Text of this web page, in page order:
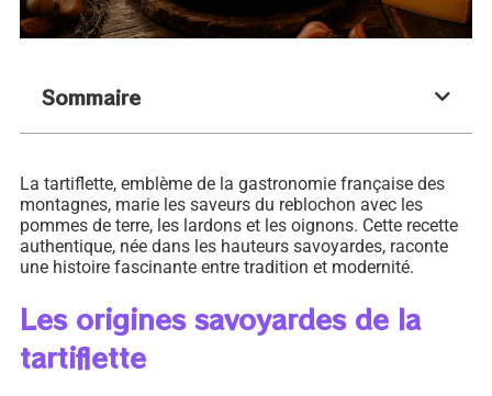
Sommaire
La tartiflette, emblème de la gastronomie française des
montagnes, marie les saveurs du reblochon avec les
pommes de terre, les lardons et les oignons. Cette recette
authentique, née dans les hauteurs savoyardes, raconte
une histoire fascinante entre tradition et modernité.
Les origines savoyardes de la
tartiflette